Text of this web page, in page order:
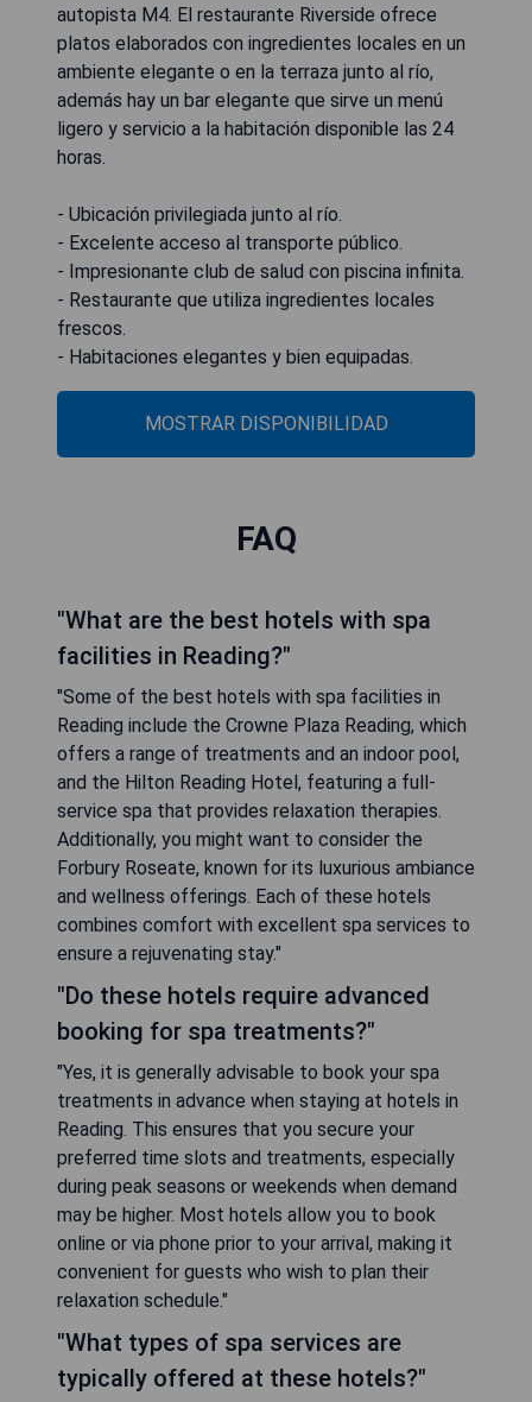
autopista M4. El restaurante Riverside ofrece
platos elaborados con ingredientes locales en un
ambiente elegante o en la terraza junto al río,
además hay un bar elegante que sirve un menú
ligero y servicio a la habitación disponible las 24
horas.
- Ubicación privilegiada junto al río.
- Excelente acceso al transporte público.
- Impresionante club de salud con piscina infinita.
- Restaurante que utiliza ingredientes locales
frescos.
- Habitaciones elegantes y bien equipadas.
MOSTRAR DISPONIBILIDAD
FAQ
"What are the best hotels with spa
facilities in Reading?"
"Some of the best hotels with spa facilities in
Reading include the Crowne Plaza Reading, which
offers a range of treatments and an indoor pool,
and the Hilton Reading Hotel, featuring a full-
service spa that provides relaxation therapies.
Additionally, you might want to consider the
Forbury Roseate, known for its luxurious ambiance
and wellness offerings. Each of these hotels
combines comfort with excellent spa services to
ensure a rejuvenating stay."
"Do these hotels require advanced
booking for spa treatments?"
"Yes, it is generally advisable to book your spa
treatments in advance when staying at hotels in
Reading. This ensures that you secure your
preferred time slots and treatments, especially
during peak seasons or weekends when demand
may be higher. Most hotels allow you to book
online or via phone prior to your arrival, making it
convenient for guests who wish to plan their
relaxation schedule."
"What types of spa services are
typically offered at these hotels?"